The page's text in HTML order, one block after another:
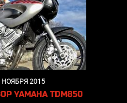
НОЯБРЯ 2015
YAMAHA TDM850